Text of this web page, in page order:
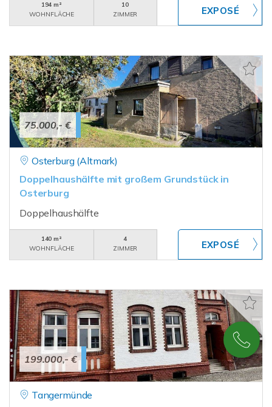
194 m²
WOHNFLÄCHE
10
ZIMMER
75.000,- €
Osterburg (Altmark)
Doppelhaushälfte mit großem Grundstück in
Osterburg
Doppelhaushälfte
140 m²
WOHNFLÄCHE
4
ZIMMER
199.000,- €
Tangermünde